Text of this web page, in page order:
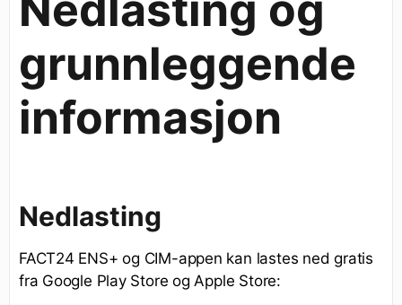
grunnleggende
informasjon
Nedlasting
FACT24 ENS+ og CIM-appen kan lastes ned gratis
fra Google Play Store og Apple Store: